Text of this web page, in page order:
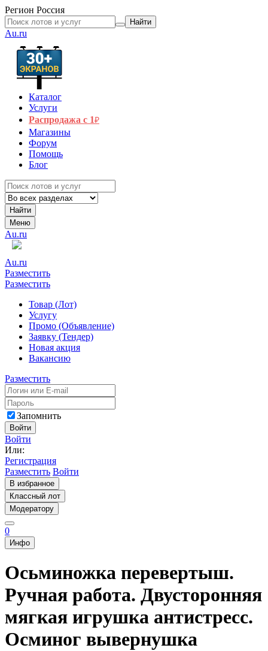
Регион Россия
Найти
Au.ru
Каталог
Услуги
Распродажа с 1₽
Магазины
Форум
Помощь
Блог
Найти
Меню
Au.ru
Au.ru
Разместить
Разместить
Товар (Лот)
Услугу
Промо (Объявление)
Заявку (Тендер)
Новая акция
Вакансию
Разместить
Запомнить
Войти
Войти
Или:
Регистрация
Разместить Войти
В избранное
Классный лот
Модератору
0
Инфо
Осьминожка перевертыш.
Ручная работа. Двусторонняя
мягкая игрушка антистресс.
Осминог вывернушка